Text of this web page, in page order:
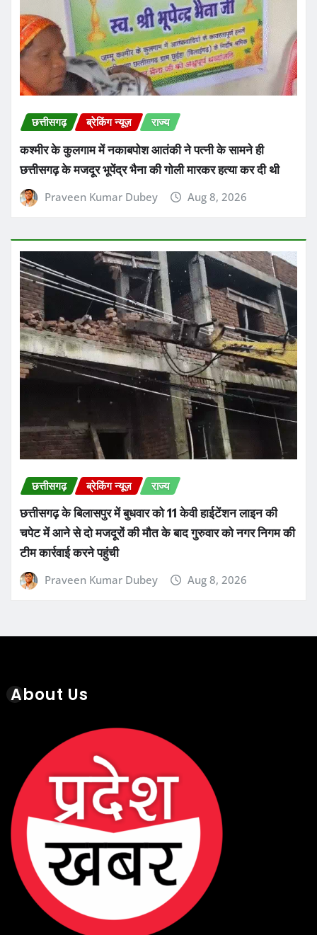
छत्तीसगढ़ ब्रेकिंग न्यूज़ राज्य
कश्मीर के कुलगाम में नकाबपोश आतंकी ने पत्नी के सामने ही
छत्तीसगढ़ के मजदूर भूपेंद्र भैना की गोली मारकर हत्या कर दी थी
Praveen Kumar Dubey Aug 8, 2026
छत्तीसगढ़ ब्रेकिंग न्यूज़ राज्य
छत्तीसगढ़ के बिलासपुर में बुधवार को 11 केवी हाईटेंशन लाइन की
चपेट में आने से दो मजदूरों की मौत के बाद गुरुवार को नगर निगम की
टीम कार्रवाई करने पहुंची
Praveen Kumar Dubey Aug 8, 2026
About Us